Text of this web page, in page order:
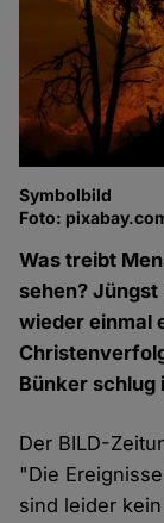
Symbolbild
Foto:
Was treibt
sehen?
wieder einmal
Bünker schlug
Der BILD-
"Die
sind leider